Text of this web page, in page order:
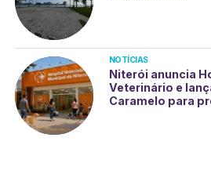
NOTÍCIAS
Niterói anuncia
Veterinário e
Caramelo para